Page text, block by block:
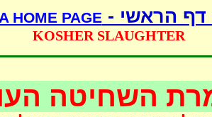
דף הראשי -HOME PAGE
KOSHER SLAUGHTER
השחיטה